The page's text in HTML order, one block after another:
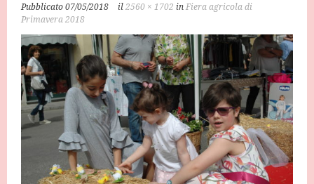
Pubblicato07/05/2018 il2560 × 1702 inFiera agricola di
Primavera 2018